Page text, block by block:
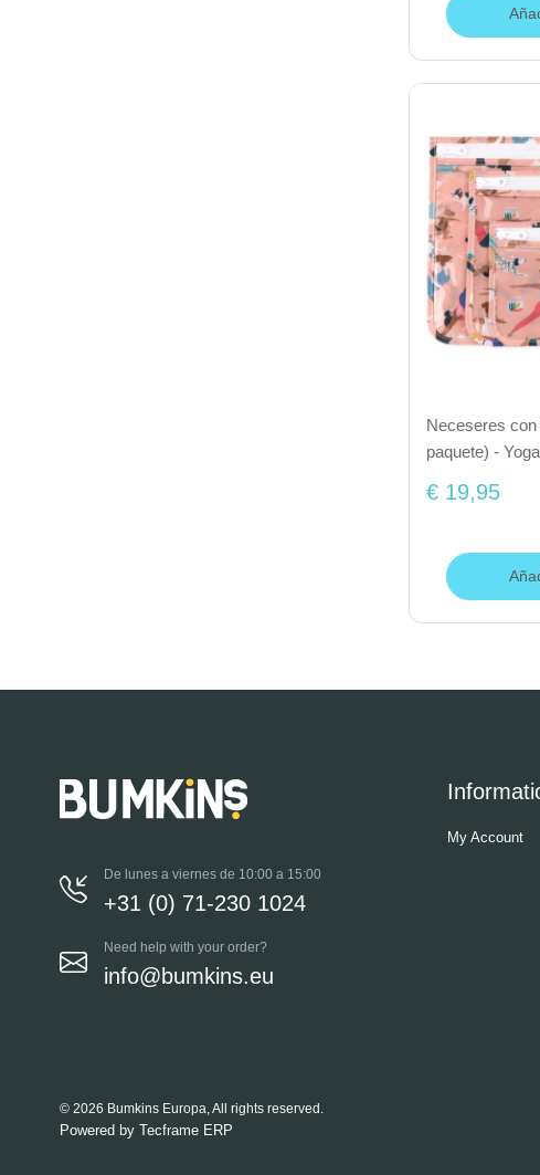
Neceseres
paquete) -
€ 19,95
De lunes a viernes de 10:00 a 15:00
+31 (0) 71-230 1024
Need help with your order?
info@bumkins.eu
My Account
© 2026 Bumkins Europa, All rights reserved.
Powered by Tecframe ERP